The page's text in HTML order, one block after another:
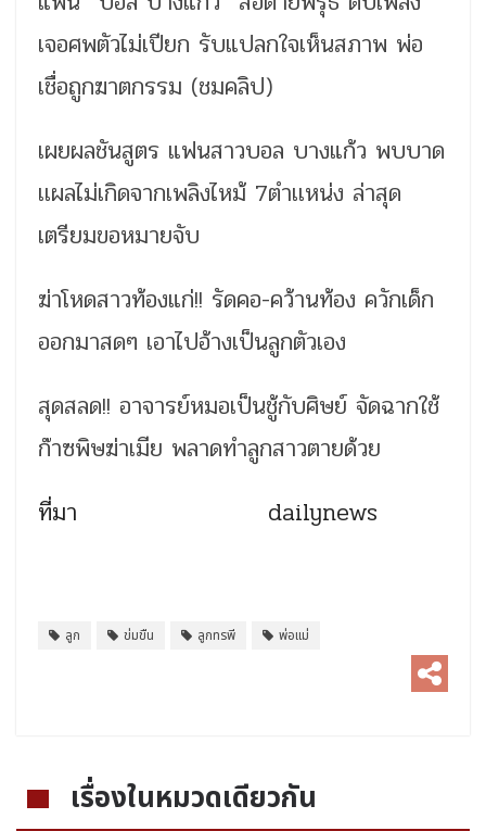
เจอศพตัวไม่เปียก รับแปลกใจเห็นสภาพ พ่อ
เชื่อถูกฆาตกรรม (ชมคลิป)
เผยผลชันสูตร แฟนสาวบอล บางแก้ว พบบาด
เเผลไม่เกิดจากเพลิงไหม้ 7ตำเเหน่ง ล่าสุด
เตรียมขอหมายจับ
ฆ่าโหดสาวท้องแก่!! รัดคอ-คว้านท้อง ควักเด็ก
ออกมาสดๆ เอาไปอ้างเป็นลูกตัวเอง
สุดสลด!! อาจารย์หมอเป็นชู้กับศิษย์ จัดฉากใช้
ก๊าซพิษฆ่าเมีย พลาดทำลูกสาวตายด้วย
ที่มา dailynews
ลูก ข่มขืน ลูกทรพี พ่อแม่
เรื่องในหมวดเดียวกัน